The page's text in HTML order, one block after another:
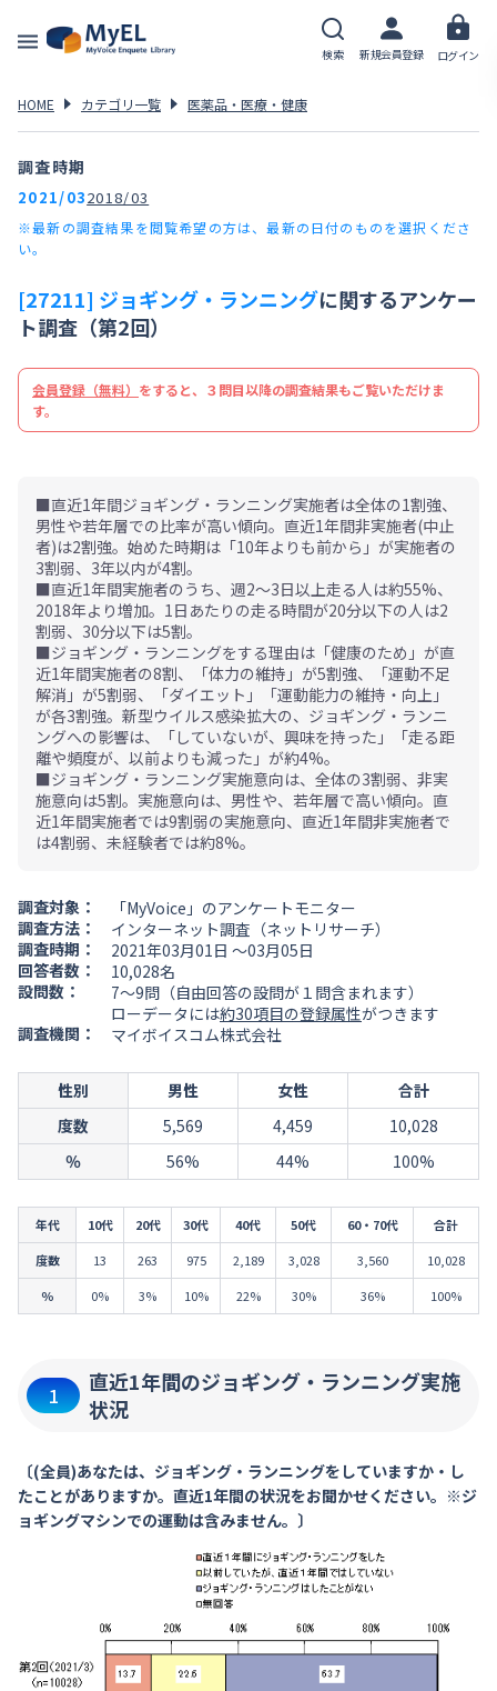
検索 新規会員登録 ログイン
HOME カテゴリ一覧 医薬品・医療・健康
調査時期
2021/032018/03
※最新の調査結果を閲覧希望の方は、最新の日付のものを選択くださ
い。
[27211] ジョギング・ランニングに関するアンケー
ト調査（第2回）
会員登録（無料） をすると、３問目以降の調査結果もご覧いただけま
す。
■直近1年間ジョギング・ランニング実施者は全体の1割強、
男性や若年層での比率が高い傾向。直近1年間非実施者(中止
者)は2割強。始めた時期は「10年よりも前から」が実施者の
3割弱、3年以内が4割。
■直近1年間実施者のうち、週2～3日以上走る人は約55%、
2018年より増加。1日あたりの走る時間が20分以下の人は2
割弱、30分以下は5割。
■ジョギング・ランニングをする理由は「健康のため」が直
近1年間実施者の8割、「体力の維持」が5割強、「運動不足
解消」が5割弱、「ダイエット」「運動能力の維持・向上」
が各3割強。新型ウイルス感染拡大の、ジョギング・ランニ
ングへの影響は、「していないが、興味を持った」「走る距
離や頻度が、以前よりも減った」が約4%。
■ジョギング・ランニング実施意向は、全体の3割弱、非実
施意向は5割。実施意向は、男性や、若年層で高い傾向。直
近1年間実施者では9割弱の実施意向、直近1年間非実施者で
は4割弱、未経験者では約8%。
調査対象：
「MyVoice」のアンケートモニター
調査方法：
インターネット調査（ネットリサーチ）
調査時期：
2021年03月01日 ～03月05日
回答者数：
10,028名
設問数：
7～9問（自由回答の設問が１問含まれます）
ローデータには約30項目の登録属性がつきます
調査機関：
マイボイスコム株式会社
性別 男性 女性
合計
度数
5,569 4,459
10,028
％
56% 44% 100%
年代 10代 20代 30代 40代 50代 60・70代
合計
度数
13 263 975 2,189 3,028 3,560
10,028
％
0% 3% 10% 22% 30% 36% 100%
1
直近1年間のジョギング・ランニング実施
状況
〔(全員)あなたは、ジョギング・ランニングをしていますか・し
たことがありますか。直近1年間の状況をお聞かせください。※ジ
ョギングマシンでの運動は含みません。〕